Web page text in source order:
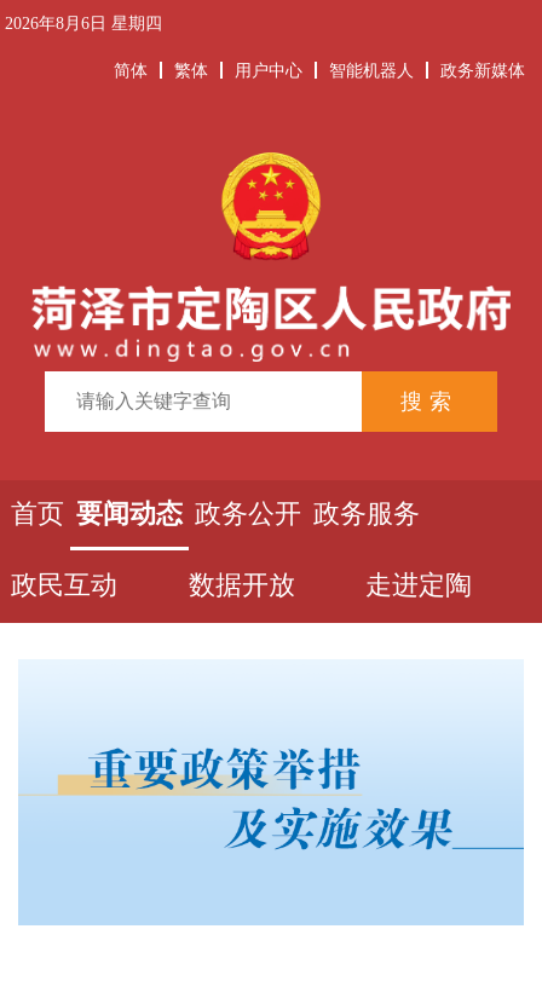
2026年8月6日 星期四
简体 繁体 用户中心 智能机器人 政务新媒体
首页 要闻动态 政务公开 政务服务
政民互动 数据开放 走进定陶